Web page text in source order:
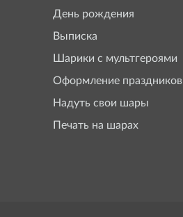
День рождения
Выписка
Шарики с мультгероями
Оформление праздников
Надуть свои шары
Печать на шарах